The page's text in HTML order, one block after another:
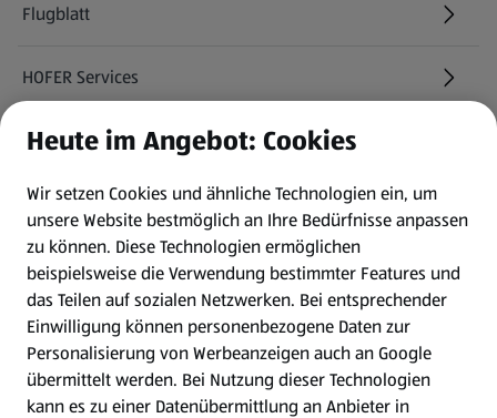
Flugblatt
HOFER Services
Newsletter
WhatsApp
Gewinnspiele
Mein HOFER. Meine Einkäufe.
Meine Meinung. Mein HOFER.
Heute im Angebot: Cookies
Wir setzen Cookies und ähnliche Technologien ein, um
unsere Website bestmöglich an Ihre Bedürfnisse anpassen
zu können. Diese Technologien ermöglichen
beispielsweise die Verwendung bestimmter Features und
das Teilen auf sozialen Netzwerken. Bei entsprechender
Einwilligung können personenbezogene Daten zur
Personalisierung von Werbeanzeigen auch an Google
übermittelt werden. Bei Nutzung dieser Technologien
kann es zu einer Datenübermittlung an Anbieter in